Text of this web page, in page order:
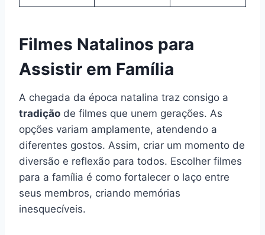
Filmes Natalinos para
Assistir em Família
A chegada da época natalina traz consigo a
tradição de filmes que unem gerações. As
opções variam amplamente, atendendo a
diferentes gostos. Assim, criar um momento de
diversão e reflexão para todos. Escolher filmes
para a família é como fortalecer o laço entre
seus membros, criando memórias
inesquecíveis.